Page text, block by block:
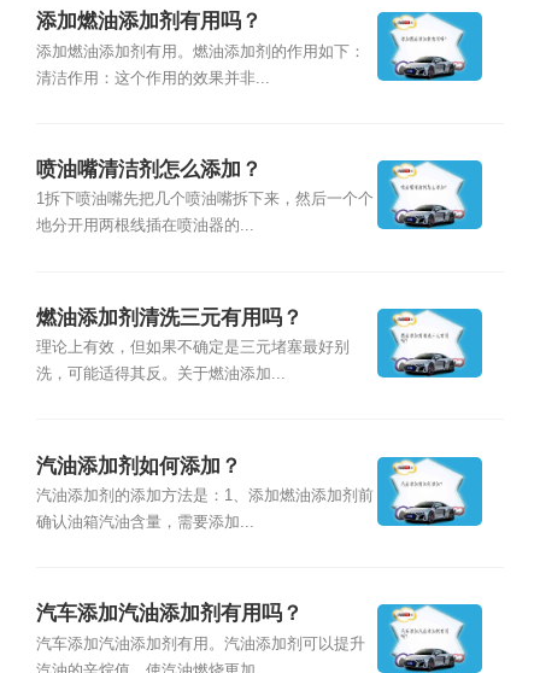
添加燃油添加剂有用吗？
添加燃油添加剂有用。燃油添加剂的作用如下：
清洁作用：这个作用的效果并非...
喷油嘴清洁剂怎么添加？
1拆下喷油嘴先把几个喷油嘴拆下来，然后一个个
地分开用两根线插在喷油器的...
燃油添加剂清洗三元有用吗？
理论上有效，但如果不确定是三元堵塞最好别
洗，可能适得其反。关于燃油添加...
汽油添加剂如何添加？
汽油添加剂的添加方法是：1、添加燃油添加剂前
确认油箱汽油含量，需要添加...
汽车添加汽油添加剂有用吗？
汽车添加汽油添加剂有用。汽油添加剂可以提升